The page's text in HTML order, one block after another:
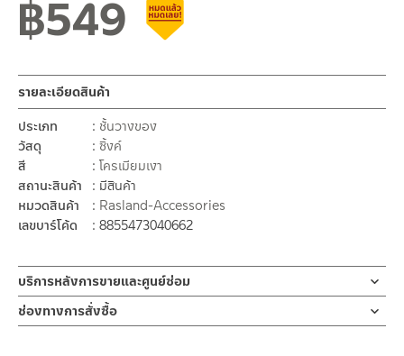
฿549
รายละเอียดสินค้า
ประเภท
ชั้นวางของ
วัสดุ
ซิ้งค์
สี
โครเมียมเงา
สถานะสินค้า
มีสินค้า
หมวดสินค้า
Rasland-Accessories
เลขบาร์โค้ด
8855473040662
บริการหลังการขายและศูนย์ซ่อม
ช่องทางออนไลน์
– Email: contact@charnpaiboon.com
ช่องทางการสั่งซื้อ